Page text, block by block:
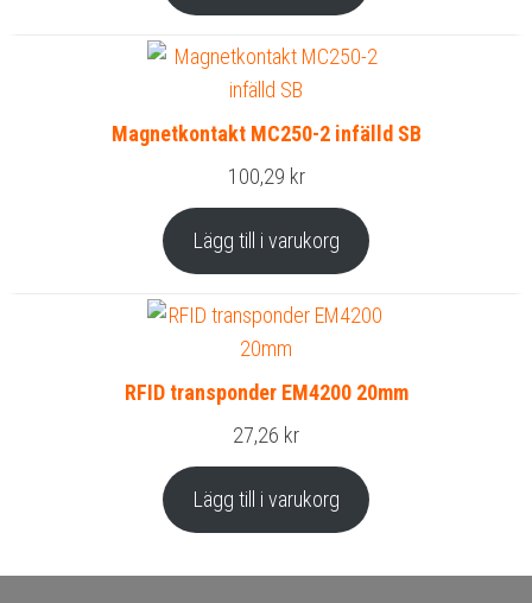
Magnetkontakt MC250-2 infälld SB
100,29 kr
Lägg till i varukorg
RFID transponder EM4200 20mm
27,26 kr
Lägg till i varukorg